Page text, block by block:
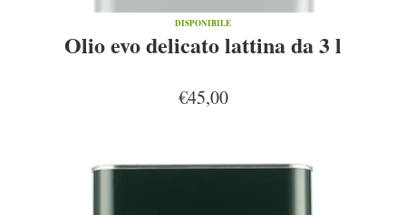
DISPONIBILE
Olio evo delicato lattina da 3 l
€45,00